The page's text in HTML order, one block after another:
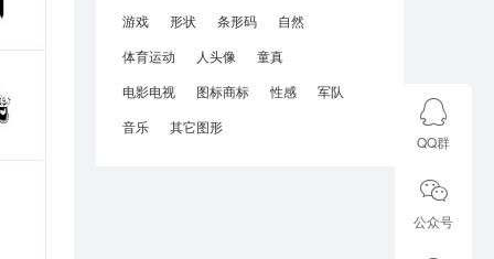
游戏
形状 条形码
自然
体育运动
人头像
童真
电影电视
图标商标 性感
军队
音乐
其它图形
QQ群
公众号